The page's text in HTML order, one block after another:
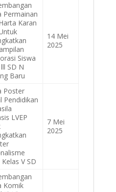
Permainan
Karan
Siswa
SD N
Baru
14 Mei
2025
Poster
Pendidikan
LVEP
Kelas V SD
7 Mei
2025
Komik